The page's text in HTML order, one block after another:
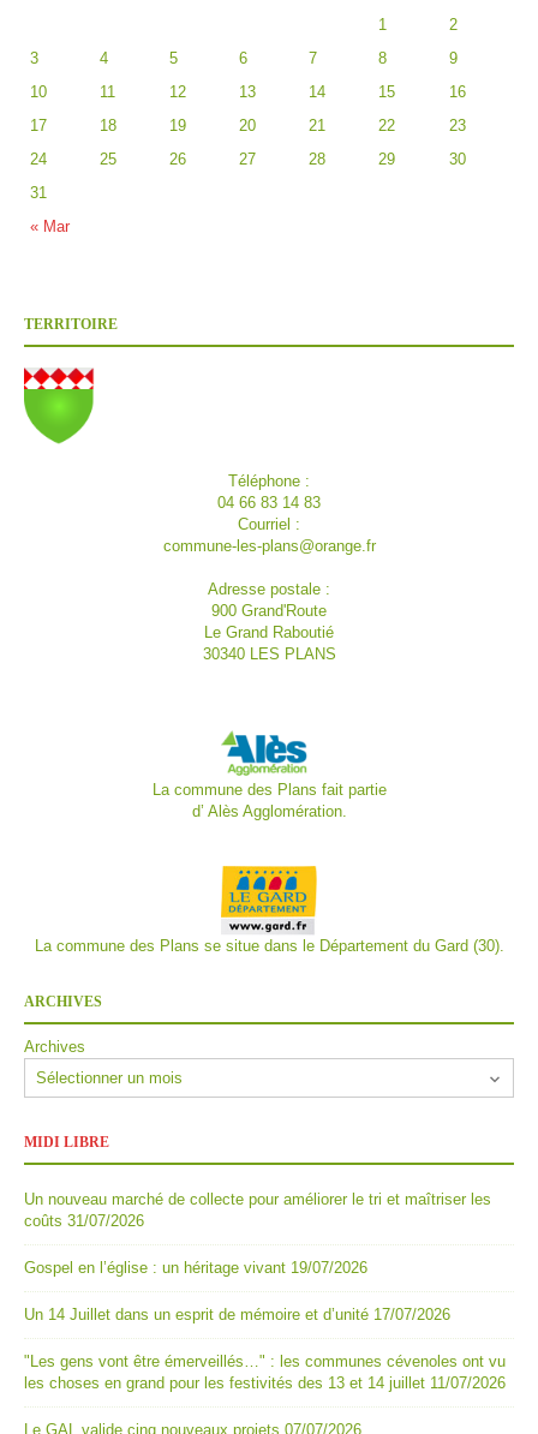
« Mar
1
2
3
4 5 6 7 8
9
10
11 12 13 14 15
16
17
18 19 20 21 22
23
24
25 26 27 28 29
30
31
TERRITOIRE
Téléphone :
04 66 83 14 83
Courriel :
commune-les-plans@orange.fr
Adresse postale :
900 Grand'Route
Le Grand Raboutié
30340 LES PLANS
La commune des Plans fait partie
d’ Alès Agglomération.
La commune des Plans se situe dans le Département du Gard (30).
ARCHIVES
Archives
MIDI LIBRE
Un nouveau marché de collecte pour améliorer le tri et maîtriser les
coûts 31/07/2026
Gospel en l’église : un héritage vivant 19/07/2026
Un 14 Juillet dans un esprit de mémoire et d’unité 17/07/2026
"Les gens vont être émerveillés…" : les communes cévenoles ont vu
les choses en grand pour les festivités des 13 et 14 juillet 11/07/2026
Le GAL valide cinq nouveaux projets 07/07/2026